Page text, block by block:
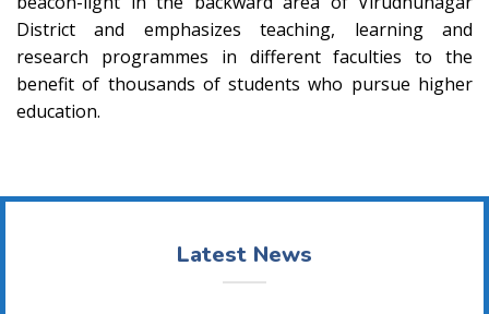
District and emphasizes teaching, learning and
research programmes in different faculties to the
benefit of thousands of students who pursue higher
education.
Latest News